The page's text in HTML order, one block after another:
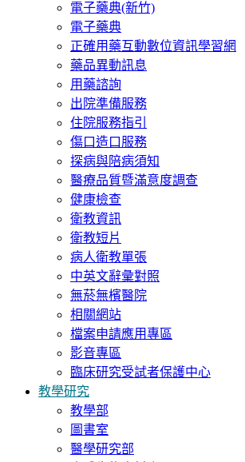
電子藥典(新竹)
電子藥典
正確用藥互動數位資訊學習網
藥品異動訊息
用藥諮詢
出院準備服務
住院服務指引
傷口造口服務
探病與陪病須知
醫療品質暨滿意度調查
健康檢查
衛教資訊
衛教短片
病人衛教單張
中英文辭彙對照
無菸無檳醫院
相關網站
檔案申請應用專區
影音專區
臨床研究受試者保護中心
教學研究
教學部
圖書室
醫學研究部